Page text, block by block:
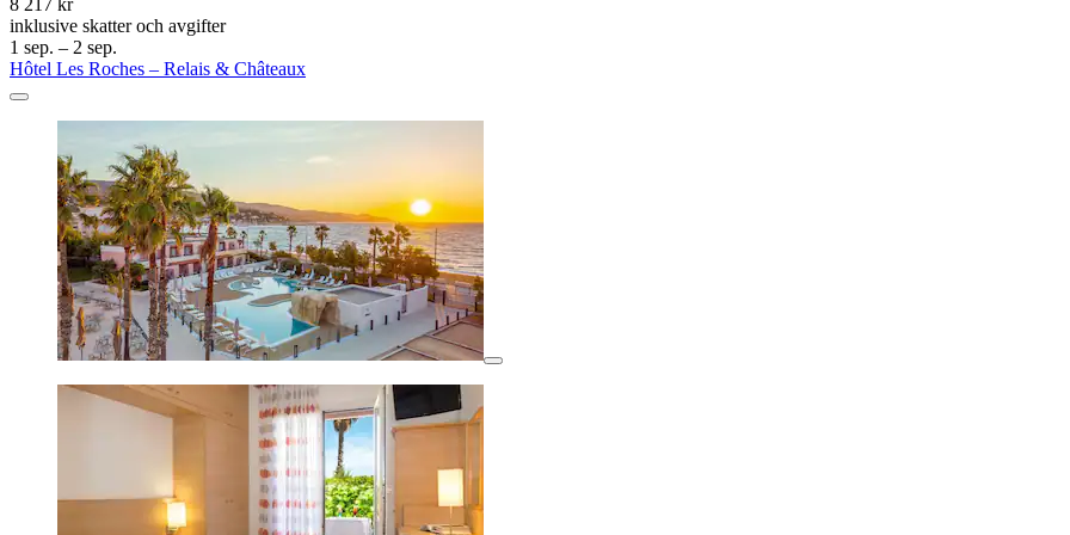
8 217 kr
inklusive skatter och avgifter
1 sep. – 2 sep.
Hôtel Les Roches – Relais & Châteaux